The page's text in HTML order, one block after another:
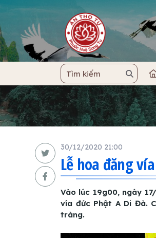
30/12/2020 21:00
Lễ hoa đăng
Vào lúc 19g00, ngày
vía đức Phật A Di Đà.
tràng.